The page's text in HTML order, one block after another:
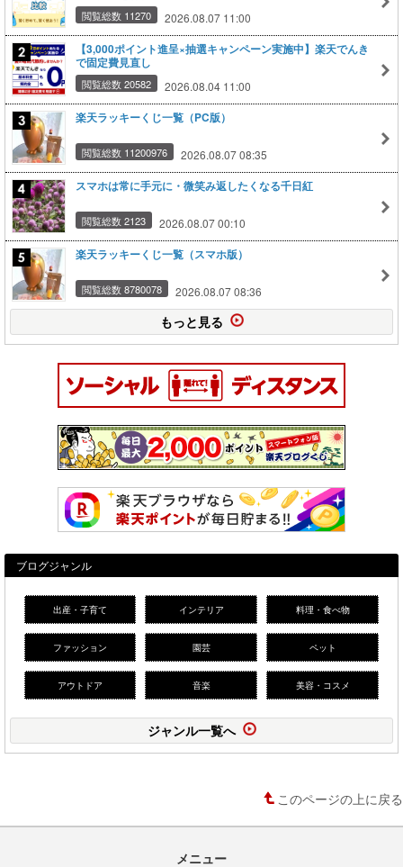
閲覧総数 11270 2026.08.07 11:00
【3,000ポイント進呈×抽選キャンペーン実施中】楽天でんき
で固定費見直し
閲覧総数 20582 2026.08.04 11:00
楽天ラッキーくじ一覧（PC版）
閲覧総数 11200976 2026.08.07 08:35
スマホは常に手元に・微笑み返したくなる千日紅
閲覧総数 2123 2026.08.07 00:10
楽天ラッキーくじ一覧（スマホ版）
閲覧総数 8780078 2026.08.07 08:36
もっと見る
ブログジャンル
出産・子育て インテリア 料理・食べ物
ファッション 園芸 ペット
アウトドア 音楽 美容・コスメ
ジャンル一覧へ
このページの上に戻る
メニュー